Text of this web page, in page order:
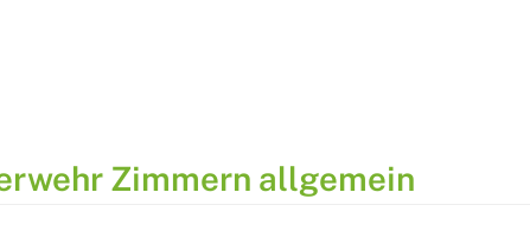
Zimmern allgemein